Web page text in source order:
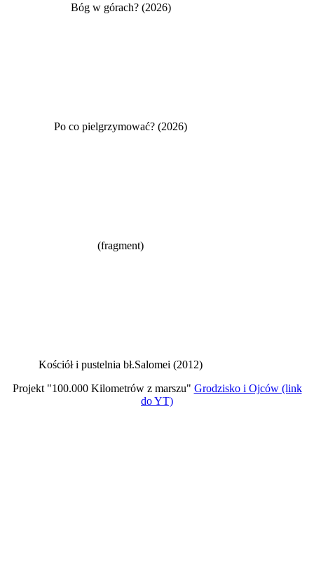
Bóg w górach? (2026)
Po co pielgrzymować? (2026)
(fragment)
Kościół i pustelnia bł.Salomei (2012)
Projekt "100.000 Kilometrów z marszu" Grodzisko i Ojców (link
do YT)